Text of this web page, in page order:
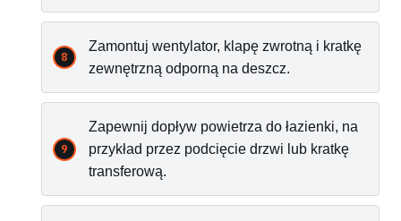
Zamontuj wentylator, klapę zwrotną i kratkę
zewnętrzną odporną na deszcz.
Zapewnij dopływ powietrza do łazienki, na
przykład przez podcięcie drzwi lub kratkę
transferową.